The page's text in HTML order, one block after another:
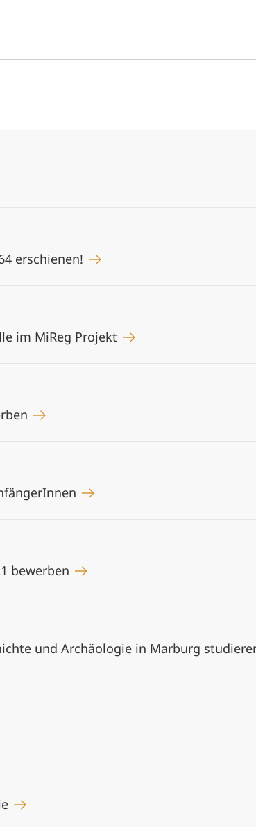
erschienen!
im MiReg Projekt
bewerben
und Archäologie in Marburg